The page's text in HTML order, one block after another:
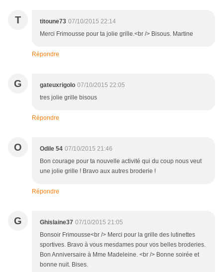
T titoune73 07/10/2015 22:14
Merci Frimousse pour ta jolie grille.<br /> Bisous. Martine
Répondre
G gateuxrigolo 07/10/2015 22:05
tres jolie grille bisous
Répondre
O Odile 54 07/10/2015 21:46
Bon courage pour ta nouvelle activité qui du coup nous veut
une jolie grille ! Bravo aux autres broderie !
Répondre
G Ghislaine37 07/10/2015 21:05
Bonsoir Frimousse<br /> Merci pour la grille des lutinettes
sportives. Bravo à vous mesdames pour vos belles broderies.
Bon Anniversaire à Mme Madeleine. <br /> Bonne soirée et
bonne nuit. Bises.